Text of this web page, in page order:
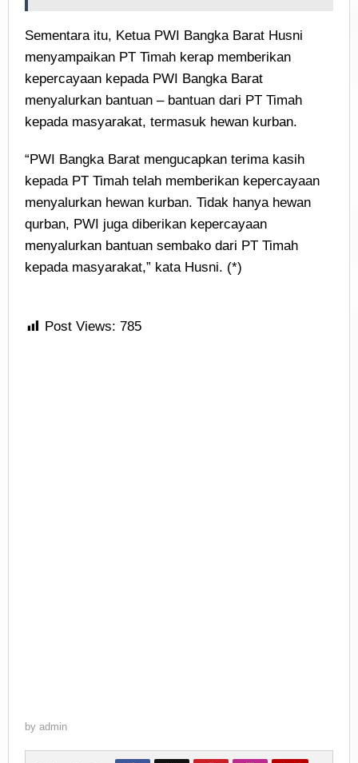
Sementara itu, Ketua PWI Bangka Barat Husni
menyampaikan PT Timah kerap memberikan
kepercayaan kepada PWI Bangka Barat
menyalurkan bantuan – bantuan dari PT Timah
kepada masyarakat, termasuk hewan kurban.
“PWI Bangka Barat mengucapkan terima kasih
kepada PT Timah telah memberikan kepercayaan
menyalurkan hewan kurban. Tidak hanya hewan
qurban, PWI juga diberikan kepercayaan
menyalurkan bantuan sembako dari PT Timah
kepada masyarakat,” kata Husni. (*)
Post Views: 785
by admin